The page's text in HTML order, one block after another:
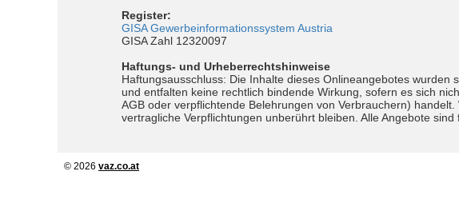
Register:
GISA Gewerbe­informations­system Austria
GISA Zahl 12320097
Haftungs- und Urheberrechtshinweise
Haftungsausschluss: Die Inhalte dieses Onlineangebotes
und entfalten keine rechtlich bindende Wirkung, sofern es sich
AGB oder verpflichtende Belehrungen von Verbrauchern)
vertragliche Verpflichtungen unberührt bleiben. Alle Angebote sind
© 2026 vaz.co.at